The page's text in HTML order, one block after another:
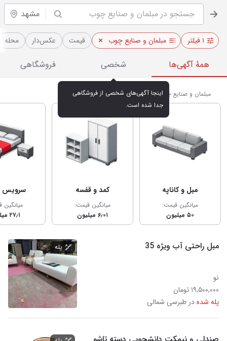
مشهد
۱ فیلتر مبلمان و صنایع چوب قیمت عکس‌دار محله
همهٔ آگهی‌ها شخصی فروشگاهی
جدا شده است.
مبلمان و صنایع چوب در مشهد
مبل و کاناپه
میانگین قیمت:
۵۰ میلیون
کمد و قفسه
میانگین قیمت:
۶٫۰۱ میلیون
سرویس
۲۷٫۱ میلیون
مبل راحتی آب ویژه 35
نو
۱۹,۵۰۰,۰۰۰ تومان
پله شدهدر طبرسی شمالی
پله